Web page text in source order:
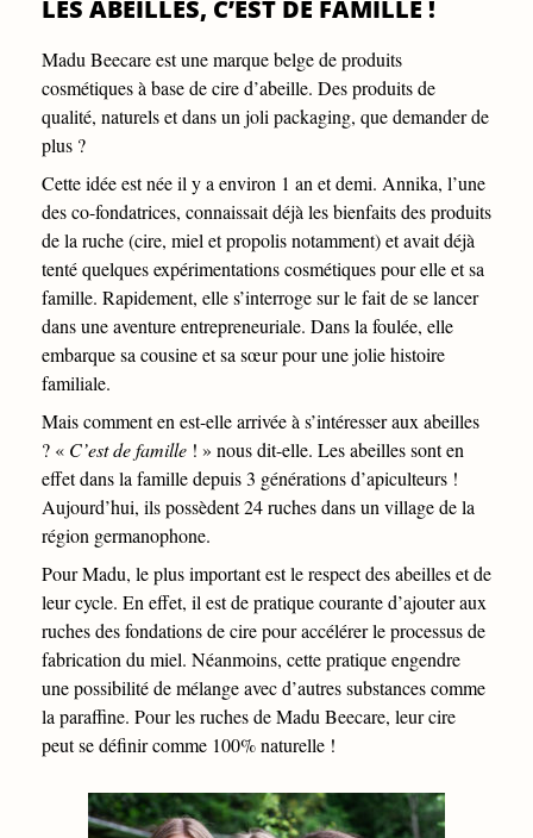
LES ABEILLES, C’EST DE FAMILLE !
Madu Beecareest une marque belge de produits
cosmétiques à base de cire d’abeille. Des produits de
qualité, naturels et dans un joli packaging, que demander de
plus ?
Cette idée est née il y a environ 1 an et demi. Annika, l’une
des co-fondatrices, connaissait déjà les bienfaits des produits
de la ruche (cire, miel et propolis notamment) et avait déjà
tenté quelques expérimentations cosmétiques pour elle et sa
famille. Rapidement, elle s’interroge sur le fait de se lancer
dans une aventure entrepreneuriale. Dans la foulée, elle
embarque sa cousine et sa sœur pour une jolie histoire
familiale.
Mais comment en est-elle arrivée à s’intéresser aux abeilles
? « C’est de famille ! » nous dit-elle. Les abeilles sont en
effet dans la famille depuis 3 générations d’apiculteurs !
Aujourd’hui, ils possèdent 24 ruches dans un village de la
région germanophone.
Pour Madu, le plus important est le respect des abeilles et de
leur cycle. En effet, il est de pratique courante d’ajouter aux
ruches des fondations de cire pour accélérer le processus de
fabrication du miel. Néanmoins, cette pratique engendre
une possibilité de mélange avec d’autres substances comme
la paraffine. Pour les ruches de Madu Beecare, leur cire
peut se définir comme 100% naturelle !